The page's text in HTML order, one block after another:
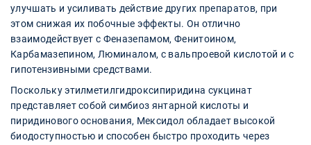
улучшать и усиливать действие других препаратов, при
этом снижая их побочные эффекты. Он отлично
взаимодействует с Феназепамом, Фенитоином,
Карбамазепином, Люминалом, с вальпроевой кислотой и с
гипотензивными средствами.
Поскольку этилметилгидроксипиридина сукцинат
представляет собой симбиоз янтарной кислоты и
пиридинового основания, Мексидол обладает высокой
биодоступностью и способен быстро проходить через